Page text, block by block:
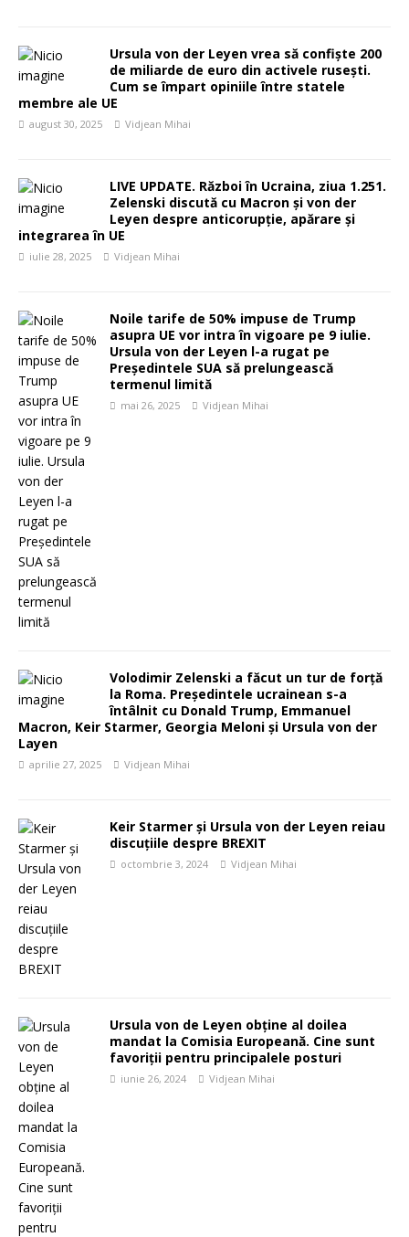
Ursula von der Leyen vrea să confiște 200
de miliarde de euro din activele rusești.
Cum se împart opiniile între statele
membre ale UE
august 30, 2025 Vidjean Mihai
LIVE UPDATE. Război în Ucraina, ziua 1.251.
Zelenski discută cu Macron și von der
Leyen despre anticorupție, apărare și
integrarea în UE
iulie 28, 2025 Vidjean Mihai
Noile tarife de 50% impuse de Trump
asupra UE vor intra în vigoare pe 9 iulie.
Ursula von der Leyen l-a rugat pe
Președintele SUA să prelungească
termenul limită
mai 26, 2025 Vidjean Mihai
Volodimir Zelenski a făcut un tur de forță
la Roma. Președintele ucrainean s-a
întâlnit cu Donald Trump, Emmanuel
Macron, Keir Starmer, Georgia Meloni și Ursula von der
Layen
aprilie 27, 2025 Vidjean Mihai
Keir Starmer și Ursula von der Leyen reiau
discuțiile despre BREXIT
octombrie 3, 2024 Vidjean Mihai
Ursula von de Leyen obține al doilea
mandat la Comisia Europeană. Cine sunt
favoriții pentru principalele posturi
iunie 26, 2024 Vidjean Mihai